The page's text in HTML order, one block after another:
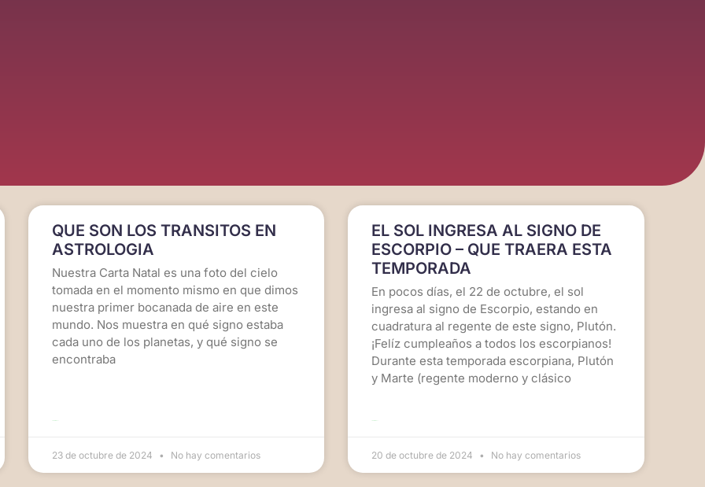
QUE SON LOS TRANSITOS EN
ASTROLOGIA
Nuestra Carta Natal es una foto del cielo
tomada en el momento mismo en que dimos
nuestra primer bocanada de aire en este
mundo. Nos muestra en qué signo estaba
cada uno de los planetas, y qué signo se
encontraba
23 de octubre de 2024 No hay comentarios
EL SOL INGRESA AL SIGNO DE
ESCORPIO – QUE TRAERA ESTA
TEMPORADA
En pocos días, el 22 de octubre, el sol
ingresa al signo de Escorpio, estando en
cuadratura al regente de este signo, Plutón.
¡Felíz cumpleaños a todos los escorpianos!
Durante esta temporada escorpiana, Plutón
y Marte (regente moderno y clásico
20 de octubre de 2024 No hay comentarios